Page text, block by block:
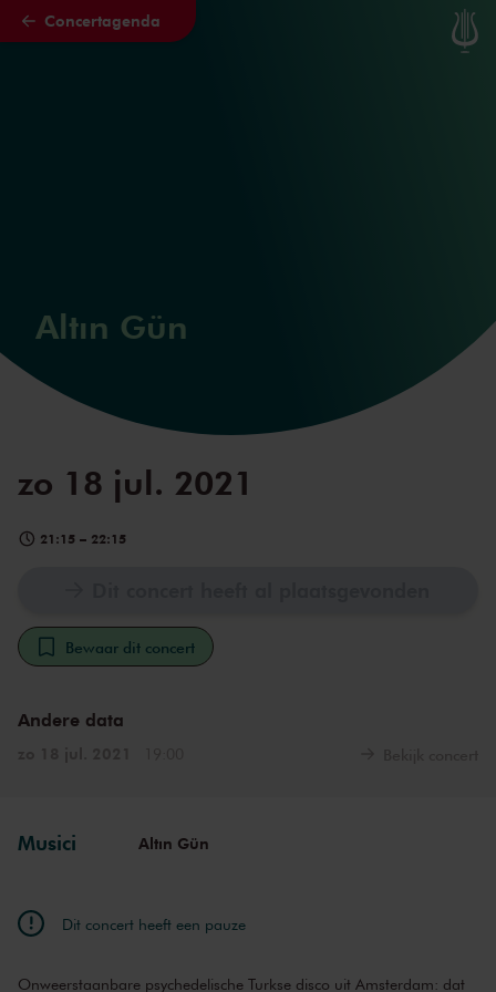
Naar hoofdcontent
Concertagenda
Altın Gün
zo 18 jul. 2021
21:15 – 22:15
Bewaar dit concert
Andere data
Musici Altın Gün
Dit concert heeft een pauze
Onweerstaanbare psychedelische Turkse disco uit Amsterdam: dat